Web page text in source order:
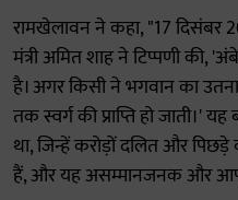
रामखेलावन ने कहा, "17 दिसंबर
मंत्री अमित शाह ने टिप्पणी
है। अगर किसी ने भगवान का
तक स्वर्ग की प्राप्ति हो जाती।'
था, जिन्हें करोड़ों दलित और
हैं, और यह असम्मानजनक और